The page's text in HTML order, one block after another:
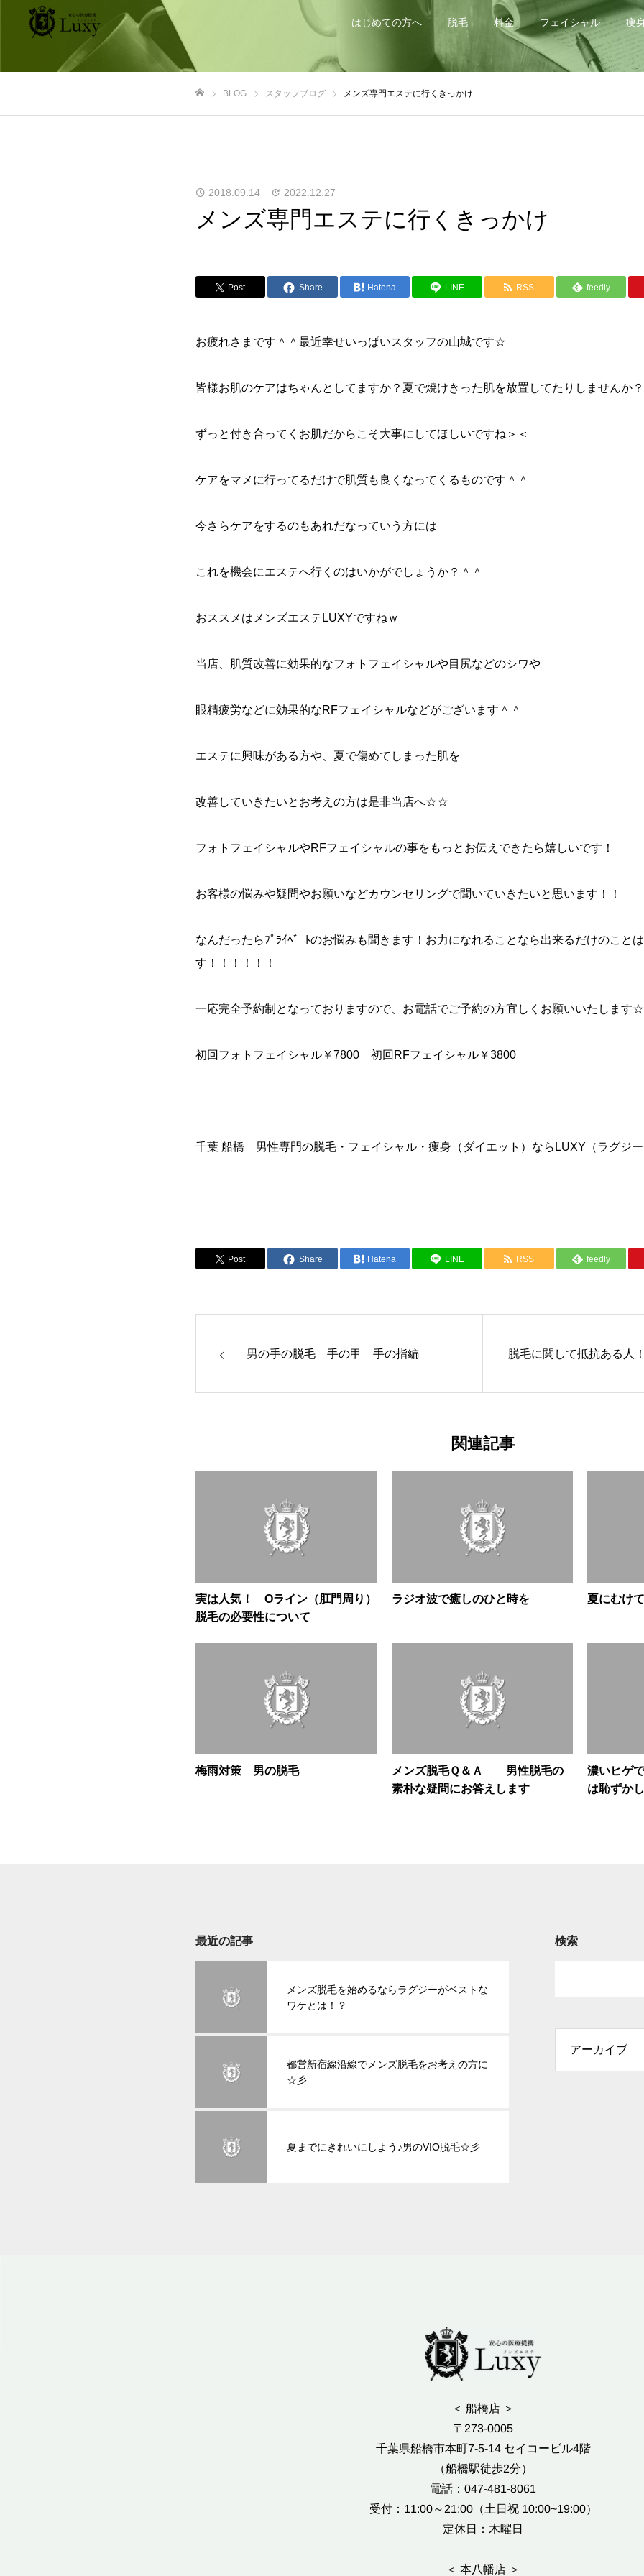
はじめての方へ 脱毛 料金 フェイシャル 痩
BLOG スタッフブログ メンズ専門エステに行くきっかけ
2018.09.14 2022.12.27
メンズ専門エステに行くきっかけ
Post Share Hatena LINE RSS feedly
お疲れさまです＾＾最近幸せいっぱいスタッフの山城です☆
皆様お肌のケアはちゃんとしてますか？夏で焼けきった肌を放置してたりしませんか？
ずっと付き合ってくお肌だからこそ大事にしてほしいですね＞＜
ケアをマメに行ってるだけで肌質も良くなってくるものです＾＾
今さらケアをするのもあれだなっていう方には
これを機会にエステへ行くのはいかがでしょうか？＾＾
おススメはメンズエステLUXYですねｗ
当店、肌質改善に効果的なフォトフェイシャルや目尻などのシワや
眼精疲労などに効果的なRFフェイシャルなどがございます＾＾
エステに興味がある方や、夏で傷めてしまった肌を
改善していきたいとお考えの方は是非当店へ☆☆
フォトフェイシャルやRFフェイシャルの事をもっとお伝えできたら嬉しいです！
お客様の悩みや疑問やお願いなどカウンセリングで聞いていきたいと思います！！
なんだったらﾌﾟﾗｲﾍﾞｰﾄのお悩みも聞きます！お力になれることなら出来るだけのこと
す！！！！！！
一応完全予約制となっておりますので、お電話でご予約の方宜しくお願いいたします☆
初回フォトフェイシャル￥7800 初回RFフェイシャル￥3800
千葉 船橋 男性専門の脱毛・フェイシャル・痩身（ダイエット）ならLUXY（ラグジ
Post Share Hatena LINE RSS feedly
男の手の脱毛 手の甲 手の指編 脱毛に関して抵抗ある人
関連記事
実は人気！ Oライン（肛門周り）
脱毛の必要性について
ラジオ波で癒しのひと時を 夏にむけ
梅雨対策 男の脱毛
メンズ脱毛Ｑ＆Ａ 男性脱毛の
素朴な疑問にお答えします
濃いヒゲ
は恥
最近の記事
メンズ脱毛を始めるならラグジーがベストな
ワケとは！？
都営新宿線沿線でメンズ脱毛をお考えの方に
☆彡
夏までにきれいにしよう♪男のVIO脱毛☆彡
検索
＜ 船橋店 ＞
〒273-0005
千葉県船橋市本町7-5-14 セイコービル4階
（船橋駅徒歩2分）
電話：047-481-8061
受付：11:00～21:00（土日祝 10:00~19:00）
定休日：木曜日
＜ 本八幡店 ＞